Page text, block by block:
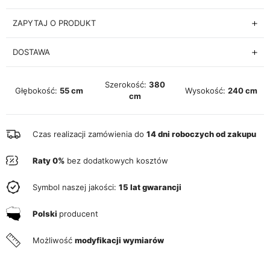
ZAPYTAJ O PRODUKT
DOSTAWA
Głębokość: 55 cm
Szerokość: 380
cm
Wysokość: 240 cm
Czas realizacji zamówienia do 14 dni roboczych od zakupu
Raty 0% bez dodatkowych kosztów
Symbol naszej jakości: 15 lat gwarancji
Polski producent
Możliwość modyfikacji wymiarów